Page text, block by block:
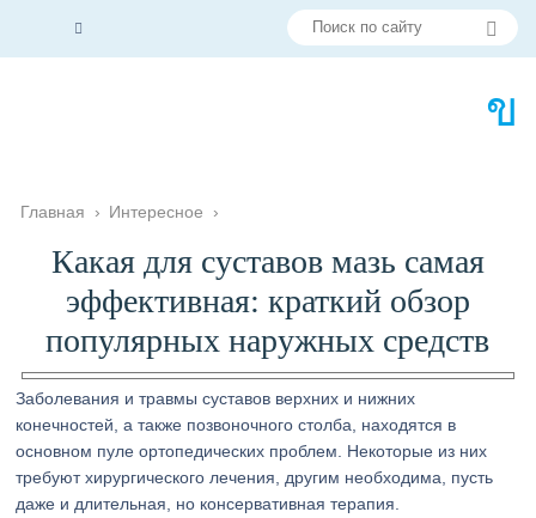
Главная › Интересное ›
Какая для суставов мазь самая
эффективная: краткий обзор
популярных наружных средств
Заболевания и травмы суставов верхних и нижних
конечностей, а также позвоночного столба, находятся в
основном пуле ортопедических проблем. Некоторые из них
требуют хирургического лечения, другим необходима, пусть
даже и длительная, но консервативная терапия.